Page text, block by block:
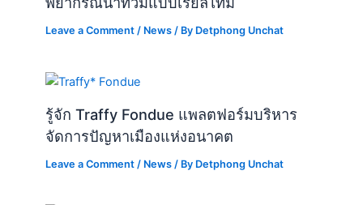
รู้จัก Traffy Fondue แพลตฟอร์มบริหาร
จัดการปัญหาเมืองแห่งอนาคต
Google Photos เปิดตัวฟีเจอร์ใหม่ “Ask